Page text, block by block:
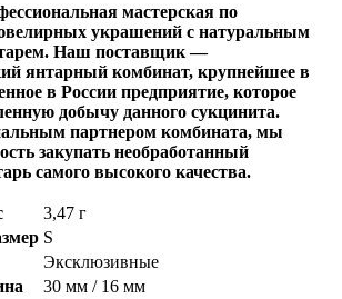
мастерская по
украшений с натуральным
Наш поставщик —
янтарный комбинат, крупнейшее в
в России предприятие, которое
добычу данного сукцинита.
партнером комбината, мы
закупать необработанный
самого высокого качества.
3,47 г
S
Эксклюзивные
30 мм / 16 мм